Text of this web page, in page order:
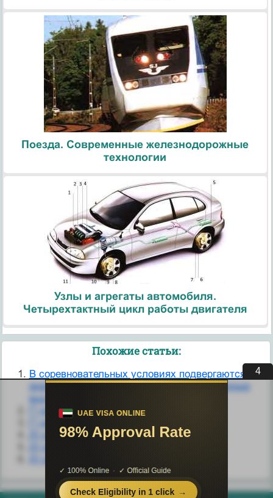
Поезда. Современные железнодорожные
технологии
Узлы и агрегаты автомобиля.
Четырехтактный цикл работы двигателя
Похожие статьи:
В соревновательных условиях подвергаются
анализу на исследование все перечисленные
выше классы веществ и методы.
Г) все перечисленные
Г) все перечисленные
Д) во все перечисленные периоды
Д) все перечисленные
Д) все перечисленные
4